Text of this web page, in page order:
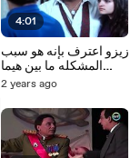
4:01
زيزو اعترف بإنه هو سبب
المشكله ما بين هيما
وسلوى | اسماعيلية رايح
2 years ago